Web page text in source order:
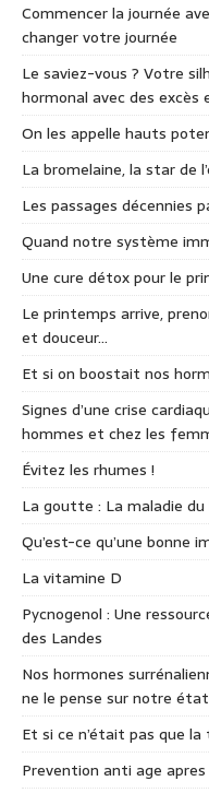
Commencer la journée
changer votre journée
Le saviez-vous ? Votre
hormonal avec des excès
On les appelle hauts
La bromelaine, la star de
Les passages décennies
Quand notre système
Une cure détox pour le
Le printemps arrive,
et douceur…
Et si on boostait nos
Signes d’une crise
hommes et chez les
Évitez les rhumes !
La goutte : La maladie
Qu’est-ce qu’une bonne
La vitamine D
Pycnogenol : Une
des Landes
Nos hormones
ne le pense sur notre
Et si ce n’était pas que la
Prevention anti age